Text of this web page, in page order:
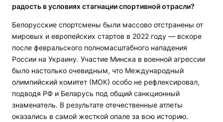
радость в условиях стагнации спортивной отрасли?
Белорусские спортсмены были массово отстранены от
мировых и европейских стартов в 2022 году — вскоре
после февральского полномасштабного нападения
России на Украину. Участие Минска в военной агрессии
было настолько очевидным, что Международный
олимпийский комитет (МОК) особо не рефлексировал,
подводя РФ и Беларусь под общий санкционный
знаменатель. В результате отечественные атлеты
оказались в самой жесткой опале за всю историю.